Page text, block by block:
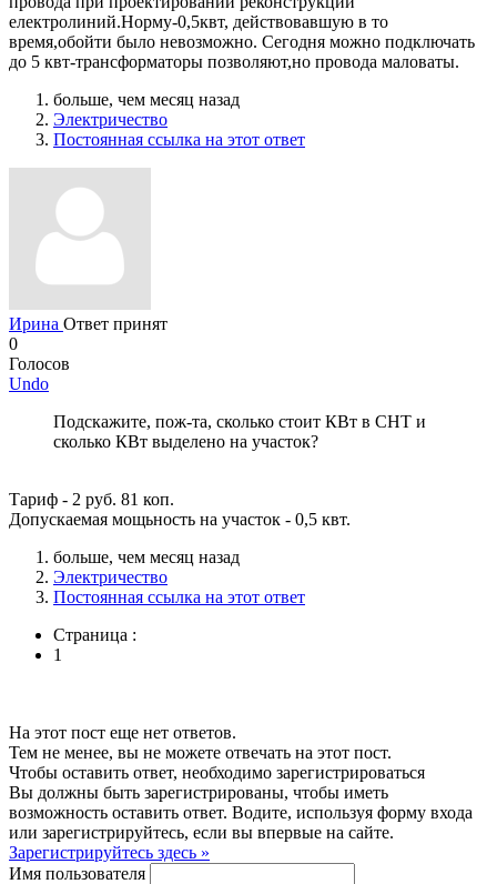
електролиний.Норму-0,5квт, действовавшую в то
время,обойти было невозможно. Сегодня можно подключать
до 5 квт-трансформаторы позволяют,но провода маловаты.
больше, чем месяц назад
Электричество
Постоянная ссылка на этот ответ
Ирина Ответ принят
0
Голосов
Undo
Подскажите, пож-та, сколько стоит КВт в СНТ и
сколько КВт выделено на участок?
Тариф - 2 руб. 81 коп.
Допускаемая мощьность на участок - 0,5 квт.
больше, чем месяц назад
Электричество
Постоянная ссылка на этот ответ
Страница :
1
На этот пост еще нет ответов.
Тем не менее, вы не можете отвечать на этот пост.
Чтобы оставить ответ, необходимо зарегистрироваться
Вы должны быть зарегистрированы, чтобы иметь
возможность оставить ответ. Водите, используя форму входа
или зарегистрируйтесь, если вы впервые на сайте.
Зарегистрируйтесь здесь »
Имя пользователя